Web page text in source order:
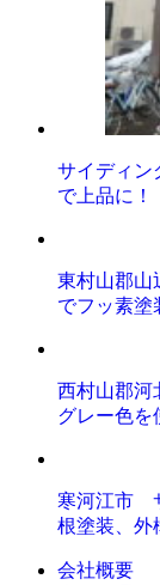
サイディン
で上品に！
東村山郡山
でフッ素塗
西村山郡
グレー色を
寒河江市
根塗装、外
会社概要